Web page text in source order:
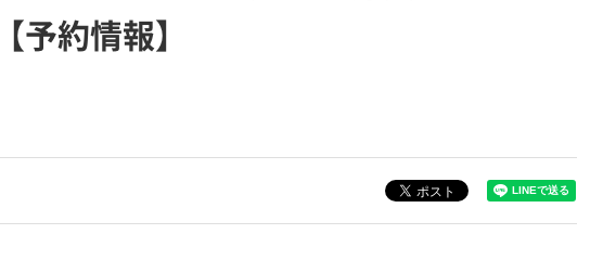
予約情報】